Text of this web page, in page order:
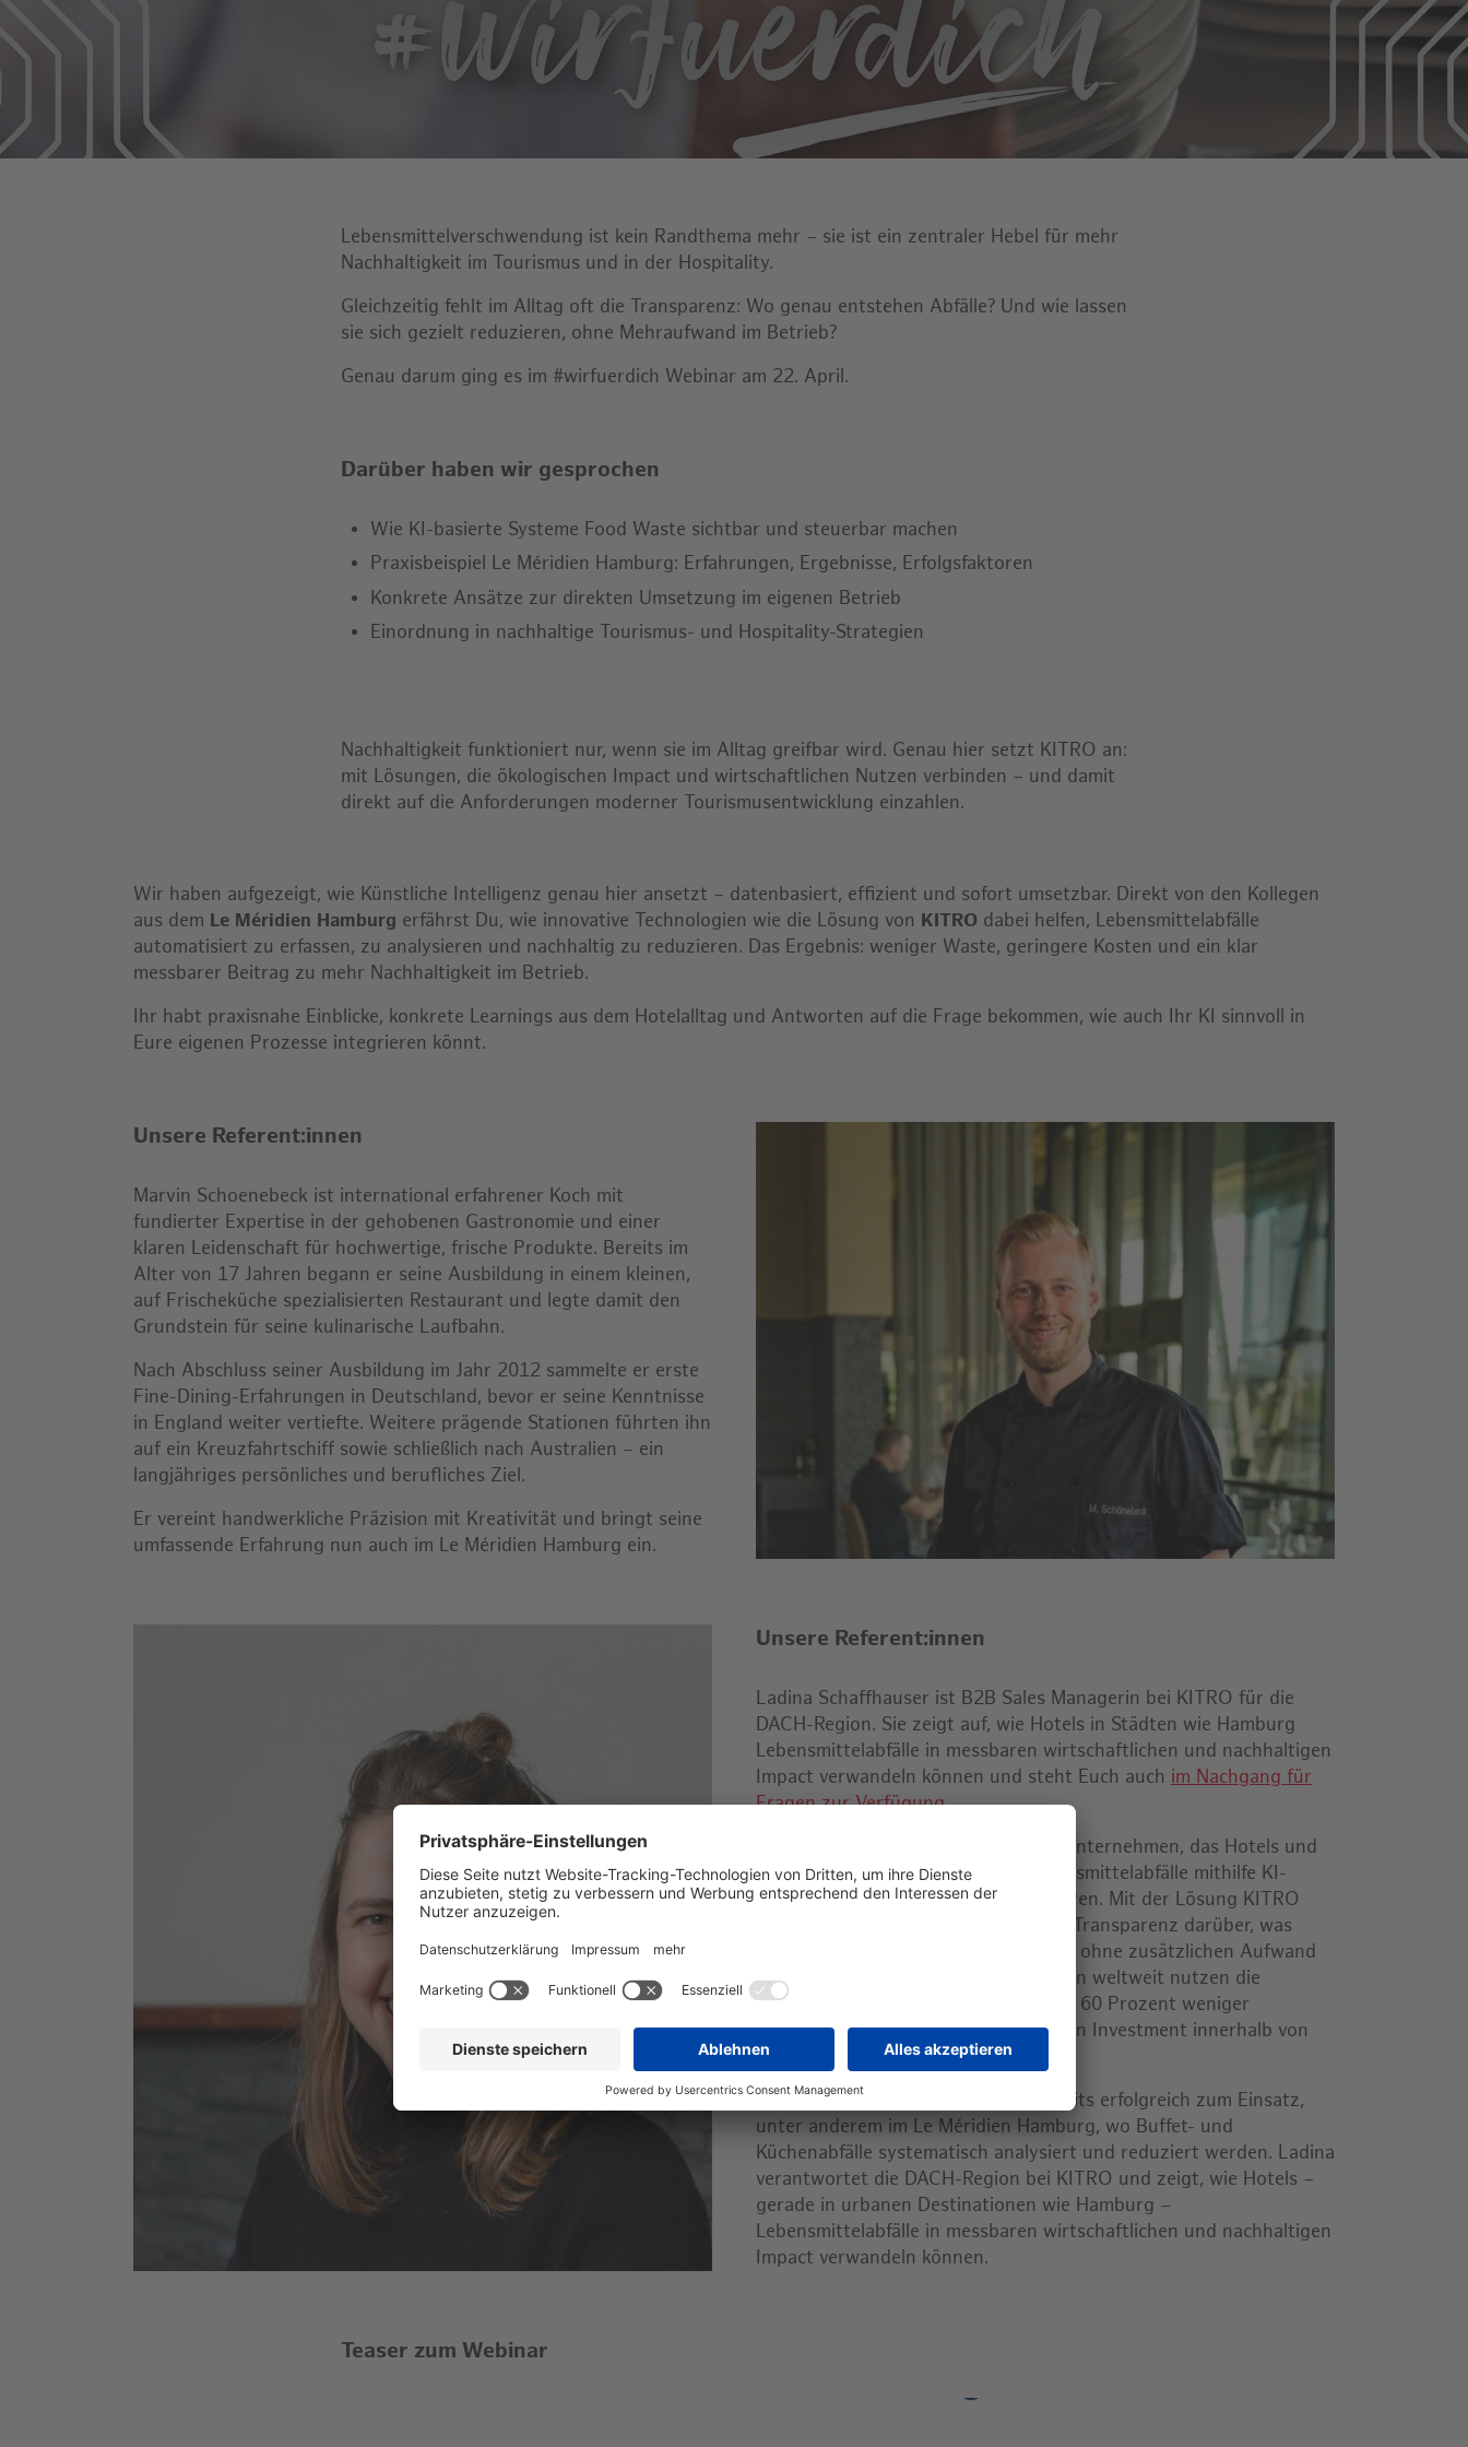
Lebensmittelverschwendung ist kein Randthema mehr – sie ist ein zentraler Hebel für mehr
Nachhaltigkeit im Tourismus und in der Hospitality.
Gleichzeitig fehlt im Alltag oft die Transparenz: Wo genau entstehen Abfälle? Und wie lassen
sie sich gezielt reduzieren, ohne Mehraufwand im Betrieb?
Genau darum ging es im #wirfuerdich Webinar am 22. April.
Darüber haben wir gesprochen
Wie KI-basierte Systeme Food Waste sichtbar und steuerbar machen
Praxisbeispiel Le Méridien Hamburg: Erfahrungen, Ergebnisse, Erfolgsfaktoren
Konkrete Ansätze zur direkten Umsetzung im eigenen Betrieb
Einordnung in nachhaltige Tourismus- und Hospitality-Strategien
Nachhaltigkeit funktioniert nur, wenn sie im Alltag greifbar wird. Genau hier setzt KITRO an:
mit Lösungen, die ökologischen Impact und wirtschaftlichen Nutzen verbinden – und damit
direkt auf die Anforderungen moderner Tourismusentwicklung einzahlen.
Wir haben aufgezeigt, wie Künstliche Intelligenz genau hier ansetzt – datenbasiert, effizient und sofort umsetzbar. Direkt von den Kollegen
aus dem Le Méridien Hamburg erfährst Du, wie innovative Technologien wie die Lösung von KITRO dabei helfen, Lebensmittelabfälle
automatisiert zu erfassen, zu analysieren und nachhaltig zu reduzieren. Das Ergebnis: weniger Waste, geringere Kosten und ein klar
messbarer Beitrag zu mehr Nachhaltigkeit im Betrieb.
Ihr habt praxisnahe Einblicke, konkrete Learnings aus dem Hotelalltag und Antworten auf die Frage bekommen, wie auch Ihr KI sinnvoll in
Eure eigenen Prozesse integrieren könnt.
Unsere Referent:innen
Marvin Schoenebeck ist international erfahrener Koch mit
fundierter Expertise in der gehobenen Gastronomie und einer
klaren Leidenschaft für hochwertige, frische Produkte. Bereits im
Alter von 17 Jahren begann er seine Ausbildung in einem kleinen,
auf Frischeküche spezialisierten Restaurant und legte damit den
Grundstein für seine kulinarische Laufbahn.
Nach Abschluss seiner Ausbildung im Jahr 2012 sammelte er erste
Fine-Dining-Erfahrungen in Deutschland, bevor er seine Kenntnisse
in England weiter vertiefte. Weitere prägende Stationen führten ihn
auf ein Kreuzfahrtschiff sowie schließlich nach Australien – ein
langjähriges persönliches und berufliches Ziel.
Er vereint handwerkliche Präzision mit Kreativität und bringt seine
umfassende Erfahrung nun auch im Le Méridien Hamburg ein.
Unsere Referent:innen
Ladina Schaffhauser ist B2B Sales Managerin bei KITRO für die
DACH-Region. Sie zeigt auf, wie Hotels in Städten wie Hamburg
Lebensmittelabfälle in messbaren wirtschaftlichen und nachhaltigen
Impact verwandeln können und steht Euch auch im Nachgang für
Fragen zur Verfügung.
KITRO ist ein Schweizer Food-Tech-Unternehmen, das Hotels und
Restaurants dabei unterstützt, Lebensmittelabfälle mithilfe KI-
basierter Messung gezielt zu reduzieren. Mit der Lösung KITRO
TARE erhalten Küchen erstmals volle Transparenz darüber, was
tatsächlich im Abfall landet – und das ohne zusätzlichen Aufwand
für das Team. Bereits über 500 Küchen weltweit nutzen die
Technologie und erzielen dabei bis zu 60 Prozent weniger
Lebensmittelabfall bei einem Return on Investment innerhalb von
drei bis sechs Monaten.
Auch in Hamburg kommt KITRO bereits erfolgreich zum Einsatz,
unter anderem im Le Méridien Hamburg, wo Buffet- und
Küchenabfälle systematisch analysiert und reduziert werden. Ladina
verantwortet die DACH-Region bei KITRO und zeigt, wie Hotels –
gerade in urbanen Destinationen wie Hamburg –
Lebensmittelabfälle in messbaren wirtschaftlichen und nachhaltigen
Impact verwandeln können.
Teaser zum Webinar